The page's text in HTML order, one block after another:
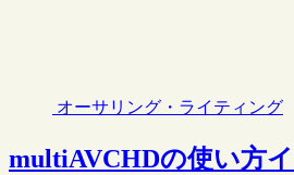
オーサリング・ライティング
multiAVCHDの使い方